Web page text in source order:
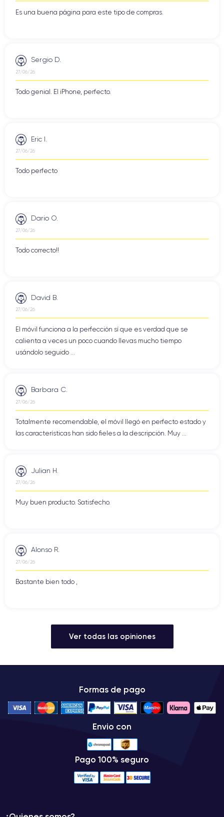
Es una buena página para este tipo de compras.
Sergio D.
27/06/26
Todo genial. El iPhone, perfecto.
Eric I.
27/06/26
Todo perfecto
Dario O.
27/06/26
Todo correcto!!
David B.
27/06/26
El móvil funciona a la perfección sí que es verdad que se
calienta a veces un poco cuando llevas mucho tiempo
usándolo seguido ...
Barbara C.
27/06/26
Totalmente recomendable, el móvil llegó en perfecto estado y
las características han sido fieles a la descripción. Muy ...
Julian H.
27/06/26
Muy buen producto. Satisfecho.
Alonso R.
27/06/26
Bastante bien todo ,
Ver todas las opiniones
Formas de pago
Envio con
Pago 100% seguro